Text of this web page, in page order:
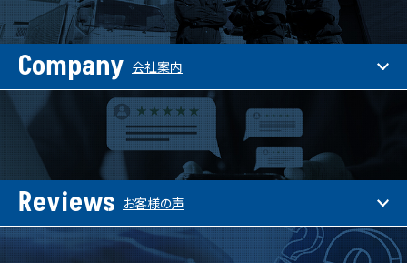
Company 会社案内
Reviews お客様の声